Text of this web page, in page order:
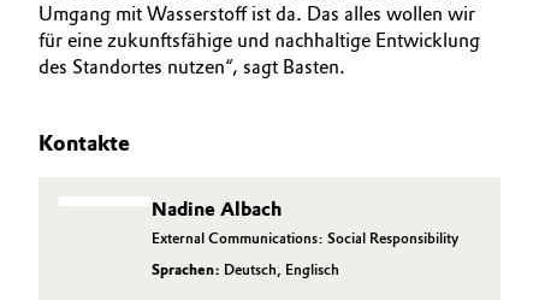
Umgang mit Wasserstoff ist da. Das alles wollen wir
für eine zukunftsfähige und nachhaltige Entwicklung
des Standortes nutzen“, sagt Basten.
Kontakte
Nadine Albach
External Communications: Social Responsibility
Sprachen: Deutsch, Englisch